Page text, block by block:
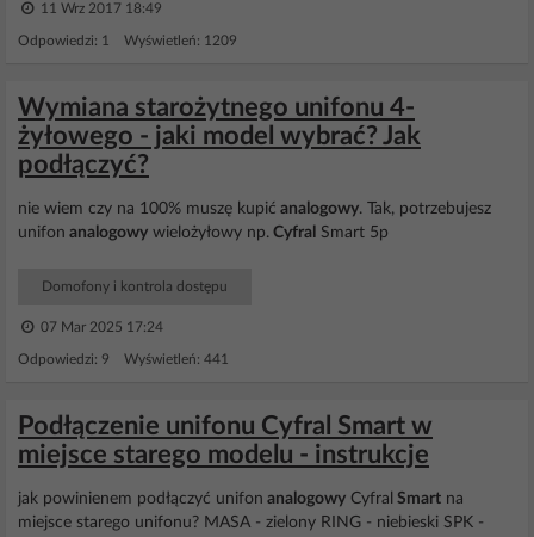
11 Wrz 2017 18:49
Odpowiedzi: 1 Wyświetleń: 1209
Wymiana starożytnego unifonu 4-
żyłowego - jaki model wybrać? Jak
podłączyć?
nie wiem czy na 100% muszę kupić analogowy. Tak, potrzebujesz
unifon analogowy wielożyłowy np. Cyfral Smart 5p
Domofony i kontrola dostępu
07 Mar 2025 17:24
Odpowiedzi: 9 Wyświetleń: 441
Podłączenie unifonu Cyfral Smart w
miejsce starego modelu - instrukcje
jak powinienem podłączyć unifon analogowy Cyfral Smart na
miejsce starego unifonu? MASA - zielony RING - niebieski SPK -